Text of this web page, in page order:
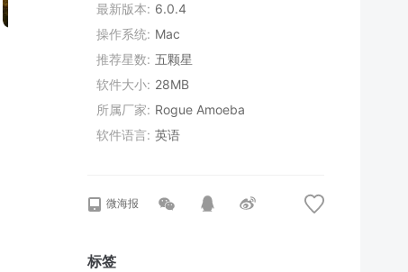
最新版本
6.0.4
操作系统
Mac
推荐星数
五颗星
软件大小
28MB
所属厂家
Rogue Amoeba
软件语言 英语
微海报
标签